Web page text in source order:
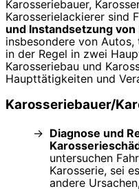
Karosseriebauer,
Karosserielackierer sind
und Instandsetzung
insbesondere von
in der Regel in zwei
Karosseriebau und
Haupttätigkeiten und
Karosseriebauer/
Diagnose und
untersuchen
Karosserie, sei
andere